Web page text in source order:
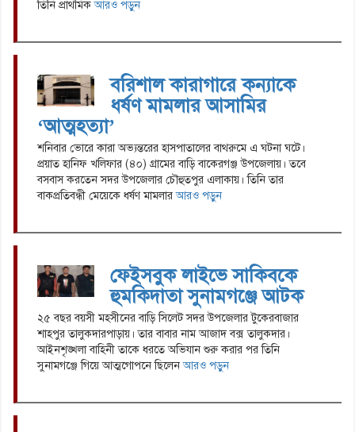
তিনি প্রাথমিকআরও পড়ুন
বরিশাল কারাগারে কন্যাকে
ধর্ষণ মামলার আসামির
‘আত্মহত্যা’
শনিবার ভোরে কারা অভ্যন্তরের হাসপাতালের বাথরুমে এ ঘটনা ঘটে।
প্রয়াত হানিফ খলিফার (৪০) গ্রামের বাড়ি বাকেরগঞ্জ উপজেলায়। তবে
বসবাস করতেন সদর উপজেলার চৌহুতপুর এলাকায়। তিনি তার
বাকপ্রতিবন্ধী মেয়েকে ধর্ষণ মামলারআরও পড়ুন
ফেইসবুক লাইভে সাকিবকে
হুমকিদাতা সুনামগঞ্জে আটক
২৫ বছর বয়সী মহসীনের বাড়ি সিলেট সদর উপজেলার টুকেরবাজার
শাহপুর তালুকদারপাড়ায়। তার বাবার নাম আজাদ বক্স তালুকদার।
আইনশৃঙ্খলা বাহিনী তাকে ধরতে অভিযান শুরু করার পর তিনি
সুনামগঞ্জে গিয়ে আত্মগোপনে ছিলেনআরও পড়ুন